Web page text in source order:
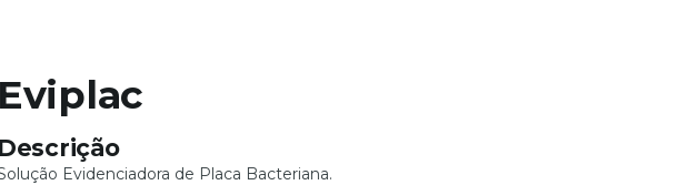
Eviplac
Descrição
Evidenciadora de Placa Bacteriana.